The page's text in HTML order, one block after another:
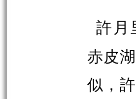
許月
赤皮
似，